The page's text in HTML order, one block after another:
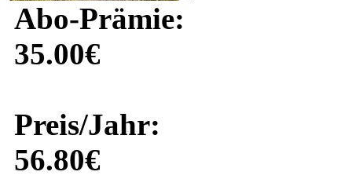
Abo-Prämie:
35.00€
Preis/Jahr:
56.80€